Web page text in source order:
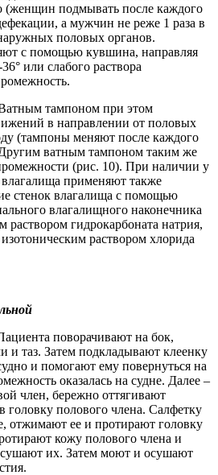
(женщин подмывать после каждого
а мужчин не реже 1 раза в
половых орга­нов.
с помощью кувшина, направляя
или слабого раствора
тампоном при этом
в направлении от половых
(тампоны меняют после каждого
ватным тампоном таким же
(рис. 10). При наличии у
применяют также
стенок влагалища с помощью
влагалищного наконечника
раствором гидрокарбоната натрия,
раствором хлорида
поворачивают на бок,
и таз. Затем подкладывают клеенку
и помогают ему повернуться на
оказалась на судне. Далее –
член, бережно оттягивают
полового члена. Салфетку
отжимают ее и протирают головку
кожу полового члена и
их. Затем моют и осушают